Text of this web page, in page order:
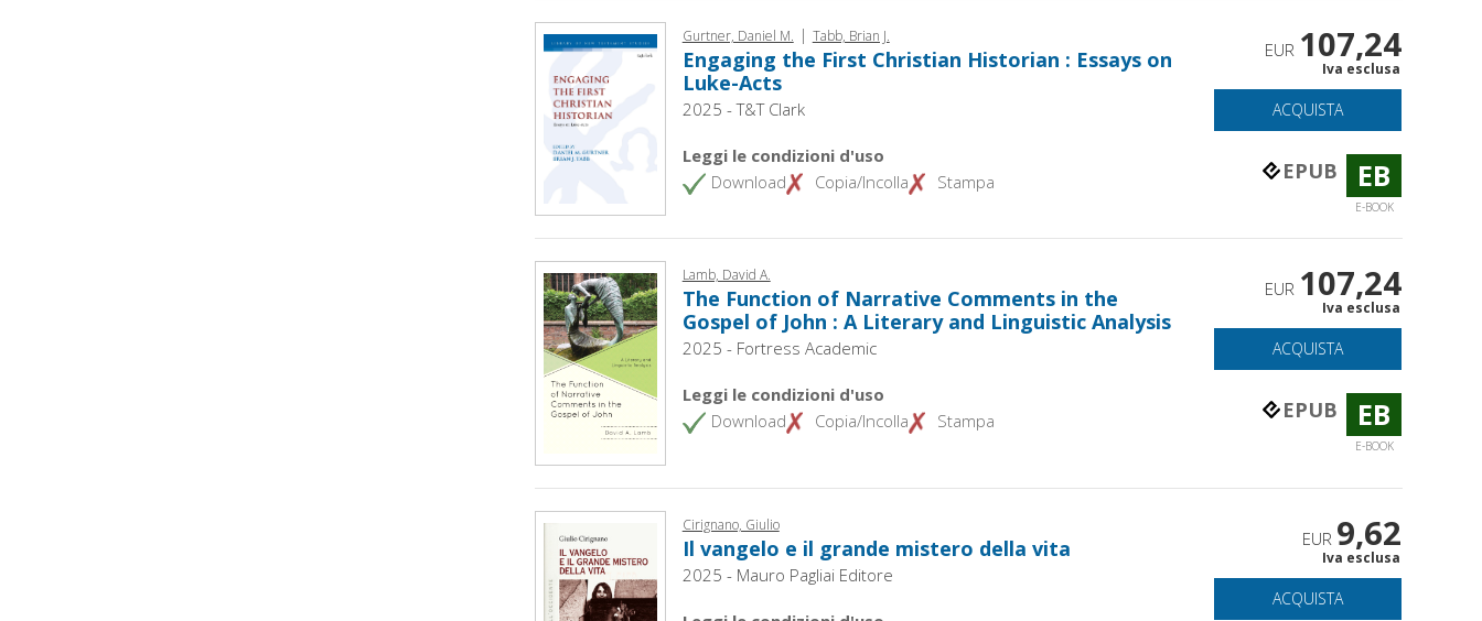
Gurtner, Daniel M. | Tabb, Brian J.
Engaging the First Christian Historian : Essays on
Luke-Acts
2025 - T&T Clark
Leggi le condizioni d'uso
Download
Copia/Incolla Stampa
EUR 107,24
Iva esclusa
ACQUISTA
EPUB EB
E-BOOK
Lamb, David A.
The Function of Narrative Comments in the
Gospel of John : A Literary and Linguistic Analysis
2025 - Fortress Academic
Leggi le condizioni d'uso
Download
Copia/Incolla Stampa
EUR 107,24
Iva esclusa
ACQUISTA
EPUB EB
E-BOOK
Cirignano, Giulio
Il vangelo e il grande mistero della vita
2025 - Mauro Pagliai Editore
EUR 9,62
Iva esclusa
ACQUISTA